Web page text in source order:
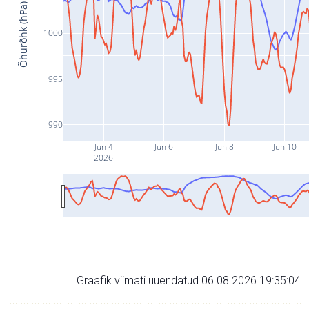
Jun 4
2026
Jun 6 Jun 8 Jun 10
990
995
1000
Õhurõhk (hPa)
Graafik viimati uuendatud 06.08.2026 19:35:04